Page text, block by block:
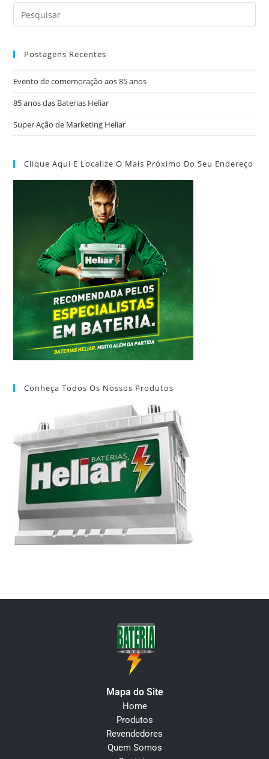
Postagens Recentes
Evento de comemoração aos 85 anos
85 anos das Baterias Heliar
Super Ação de Marketing Heliar
Clique Aqui E Localize O Mais Próximo Do Seu Endereço
Conheça Todos Os Nossos Produtos
Mapa do Site
Home
Produtos
Revendedores
Quem Somos